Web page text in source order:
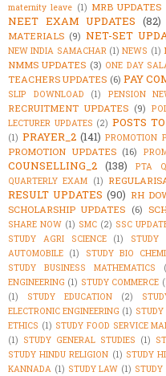
maternity leave (1) MRB UPDATES
NEET EXAM UPDATES (82)
MATERIALS (9) NET-SET
NEW INDIA SAMACHAR (1) NEWS (1)
NMMS UPDATES (3) ONE DAY
TEACHERS UPDATES (6) PAY
SLIP DOWNLOAD
(1) PENSION
RECRUITMENT UPDATES (9)
LECTURER UPDATES (2) POSTS
(1) PRAYER_2 (141) PROMOTION
PROMOTION UPDATES (16)
COUNSELLING_2 (138) PTA
QUARTERLY EXAM (1)
RESULT UPDATES (90) RH
SCHOLARSHIP UPDATES (6)
SHARE NOW (1) SMC (2) SSC
STUDY AGRI SCIENCE
(1) STUDY
AUTOMOBILE (1) STUDY BIO
STUDY BUSINESS MATHEMATICS
ENGINEERING (1) STUDY COMMERCE
(1)
STUDY EDUCATION (2)
ELECTRONIC ENGINEERING (1) STUDY
ETHICS (1) STUDY FOOD SERVICE
(1) STUDY GENERAL STUDIES (1)
STUDY HINDU RELIGION (1) STUDY
KANNADA (1) STUDY LAW (1) STUDY